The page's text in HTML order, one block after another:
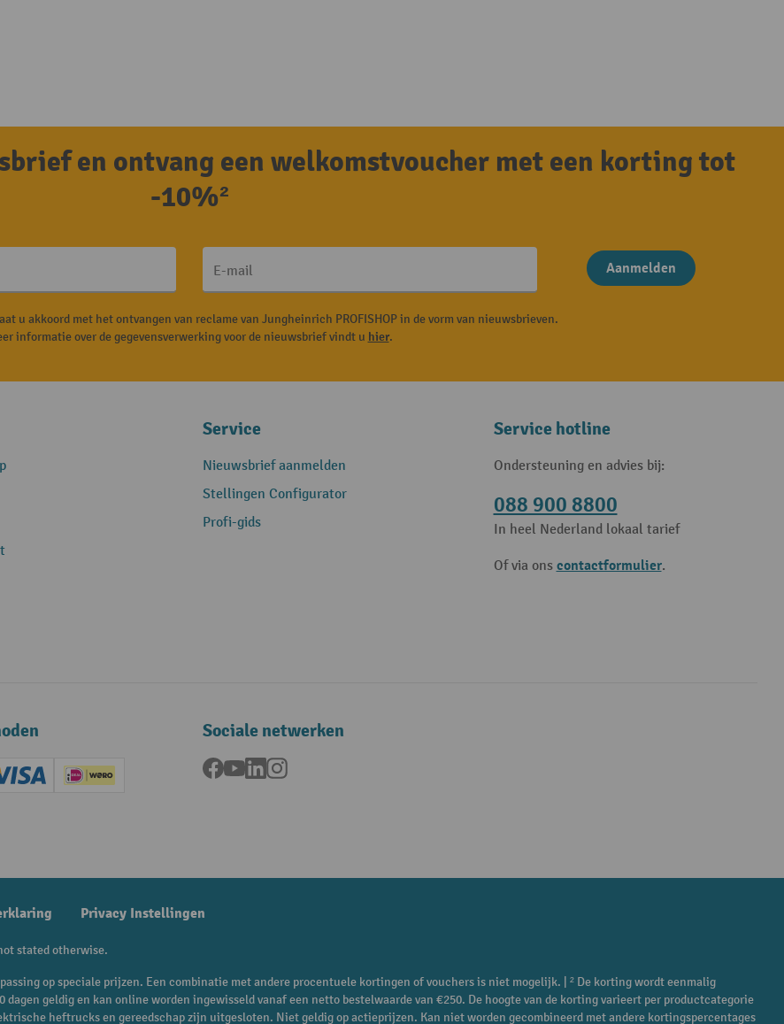
en ontvang een welkomstvoucher met een korting tot
-10%²
E-mail Aanmelden
u akkoord met het ontvangen van reclame van Jungheinrich PROFISHOP in de vorm van nieuwsbrieven.
informatie over de gegevensverwerking voor de nieuwsbrief vindt u hier.
Service
Nieuwsbrief aanmelden
Stellingen Configurator
Profi-gids
Service hotline
Ondersteuning en advies bij:
088 900 8800
In heel Nederland lokaal tarief
Of via ons contactformulier.
(Master)
Creditcard (Visa)iDEAL | Wero
Sociale netwerken
Facebook
YouTubeLinkedInInstagram
Privacy Instellingen
stated otherwise.
op speciale prijzen. Een combinatie met andere procentuele kortingen of vouchers is niet mogelijk. | ² De korting wordt eenmalig
geldig en kan online worden ingewisseld vanaf een netto bestelwaarde van €250. De hoogte van de korting varieert per productcategorie
heftrucks en gereedschap zijn uitgesloten. Niet geldig op actieprijzen. Kan niet worden gecombineerd met andere kortingspercentages